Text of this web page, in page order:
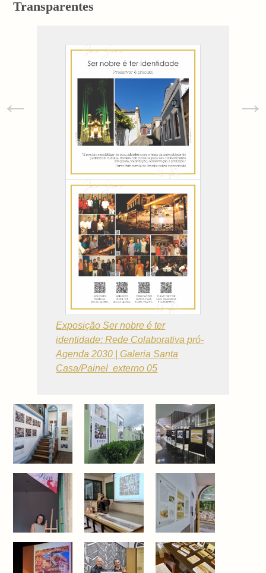
Transparentes
Exposição Ser nobre é ter
identidade: Rede Colaborativa pró-
Agenda 2030 | Galeria Santa
Casa/Painel externo 05
← →